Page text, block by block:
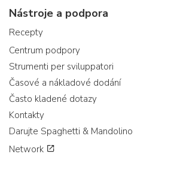
Nástroje a podpora
Recepty
Centrum podpory
Strumenti per sviluppatori
Časové a nákladové dodání
Často kladené dotazy
Kontakty
Darujte Spaghetti & Mandolino
Network